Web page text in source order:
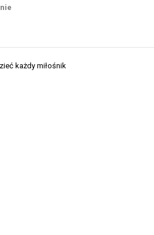
każdy miłośnik